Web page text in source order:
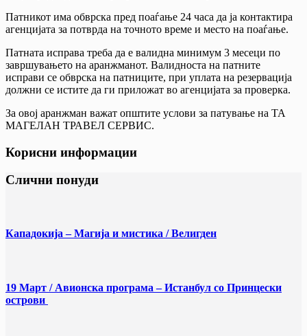
Патникот има обврска пред поаѓање 24 часа да ја контактира
агенцијата за потврда на точното време и место на поаѓање.
Патната исправа треба да е валидна минимум 3 месеци по
завршувањето на аранжманот. Валидноста на патните
исправи се обврска на патниците, при уплата на резервација
должни се истите да ги приложат во агенцијата за проверка.
За овој аранжман важат општите услови за патување на ТА
МАГЕЛАН ТРАВЕЛ СЕРВИС.
Корисни информации
Слични понуди
Кападокија – Магија и мистика / Велигден
19 Март / Aвионска програма – Истанбул со Принцески
острови